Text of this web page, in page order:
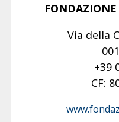
Via della
+39
CF: